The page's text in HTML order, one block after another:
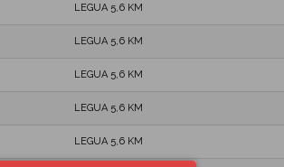
LEGUA 5,6 KM
LEGUA 5,6 KM
LEGUA 5,6 KM
LEGUA 5,6 KM
LEGUA 5,6 KM